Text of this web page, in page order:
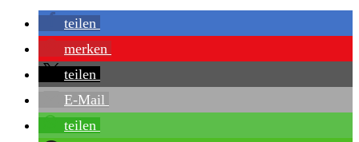
teilen
merken
teilen
E-Mail
teilen